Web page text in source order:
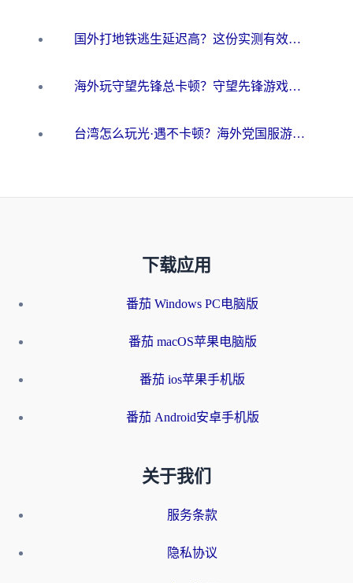
国外打地铁逃生延迟高？这份实测有效的低延迟指南帮你吃鸡
海外玩守望先锋总卡顿？守望先锋游戏加速器在哪里买&避坑指南（附欧洲非洲游戏实测）
台湾怎么玩光·遇不卡顿？海外党国服游戏加速终极攻略（附实测体验）
下载应用
番茄 Windows PC电脑版
番茄 macOS苹果电脑版
番茄 ios苹果手机版
番茄 Android安卓手机版
关于我们
服务条款
隐私协议